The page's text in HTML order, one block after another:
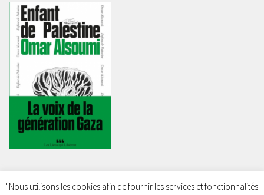
"Nous utilisons les cookies afin de fournir les services et fonctionnalités